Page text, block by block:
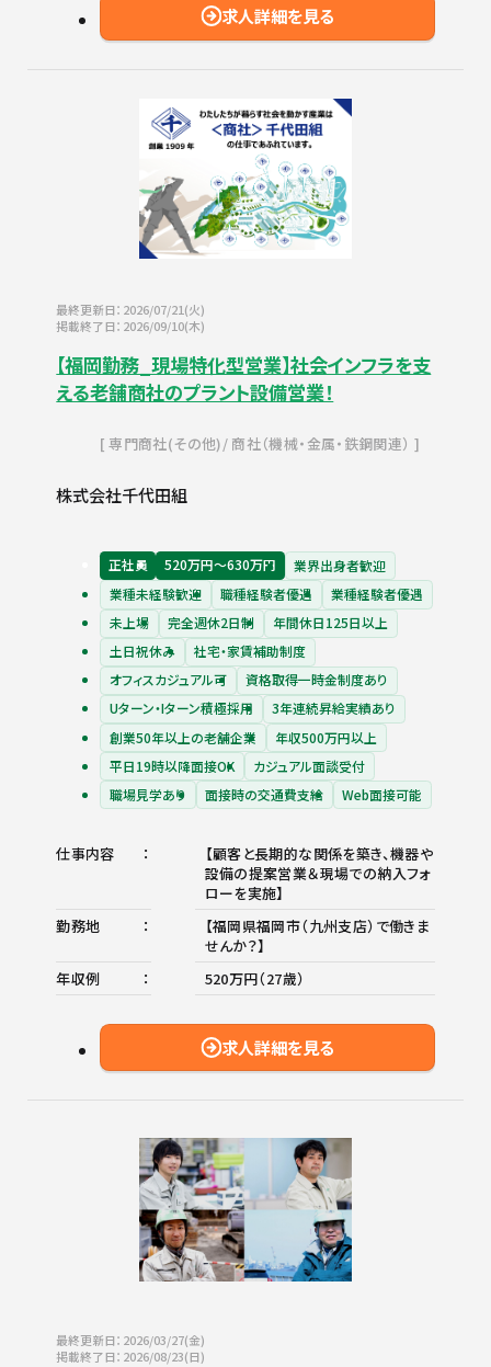
求人詳細を見る
最終更新日：2026/07/21(火)
掲載終了日：2026/09/10(木)
【福岡勤務_現場特化型営業】社会インフラを支
える老舗商社のプラント設備営業！
専門商社(その他) 商社（機械・金属・鉄鋼関連）
株式会社千代田組
正社員 520万円〜630万円
業界出身者歓迎
業種未経験歓迎
職種経験者優遇
業種経験者優遇
未上場
完全週休2日制
年間休日125日以上
土日祝休み
社宅・家賃補助制度
オフィスカジュアル可
資格取得一時金制度あり
Uターン・Iターン積極採用
3年連続昇給実績あり
創業50年以上の老舗企業
年収500万円以上
平日19時以降面接OK
カジュアル面談受付
職場見学あり
面接時の交通費支給 Web面接可能
仕事内容
【顧客と長期的な関係を築き、機器や
設備の提案営業＆現場での納入フォ
ローを実施】
勤務地
【福岡県福岡市（九州支店）で働きま
せんか？】
年収例
520万円（27歳）
求人詳細を見る
最終更新日：2026/03/27(金)
掲載終了日：2026/08/23(日)